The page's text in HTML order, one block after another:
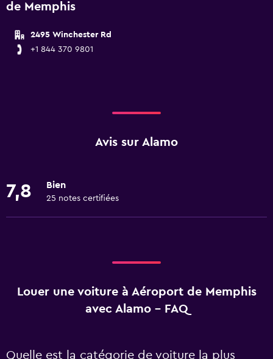
de Memphis
2495 Winchester Rd
+1 844 370 9801
Avis sur Alamo
7,8 Bien
25 notes certifiées
Louer une voiture à Aéroport de Memphis
avec Alamo - FAQ
Quelle est la catégorie de voiture la plus